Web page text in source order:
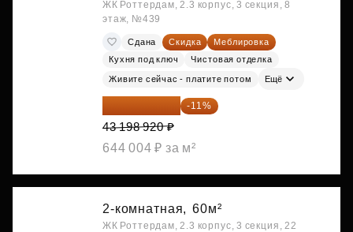
ЖК Роттердам, 2.3 корпус, 3 секция, 8
этаж, №439
Сдана Скидка
Меблировка
Кухня под ключ
Чистовая отделка
Живите сейчас - платите потом Ещё
38 447 039 ₽ -11%
43 198 920 ₽
644 004 ₽ за м²
2-комнатная, 60м²
ЖК Роттердам, 2.3 корпус, 3 секция, 22